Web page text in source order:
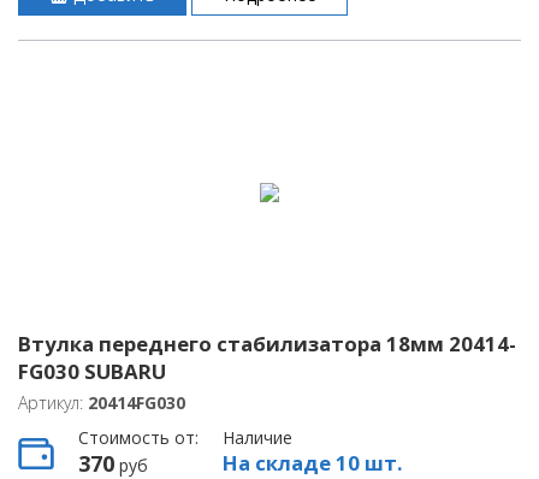
Втулка переднего стабилизатора 18мм 20414-
FG030 SUBARU
Артикул: 20414FG030
Стоимость от:
370 руб
Наличие
На складе 10 шт.